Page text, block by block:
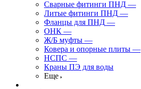
Сварные фитинги ПНД —
Литые фитинги ПНД —
Фланцы для ПНД —
ОНК —
Ж/Б муфты —
Ковера и опорные плиты —
НСПС —
Краны ПЭ для воды
Еще